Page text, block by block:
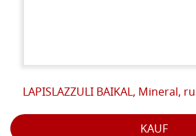
LAPISLAZZULI BAIKAL, Mineral,
KAUF